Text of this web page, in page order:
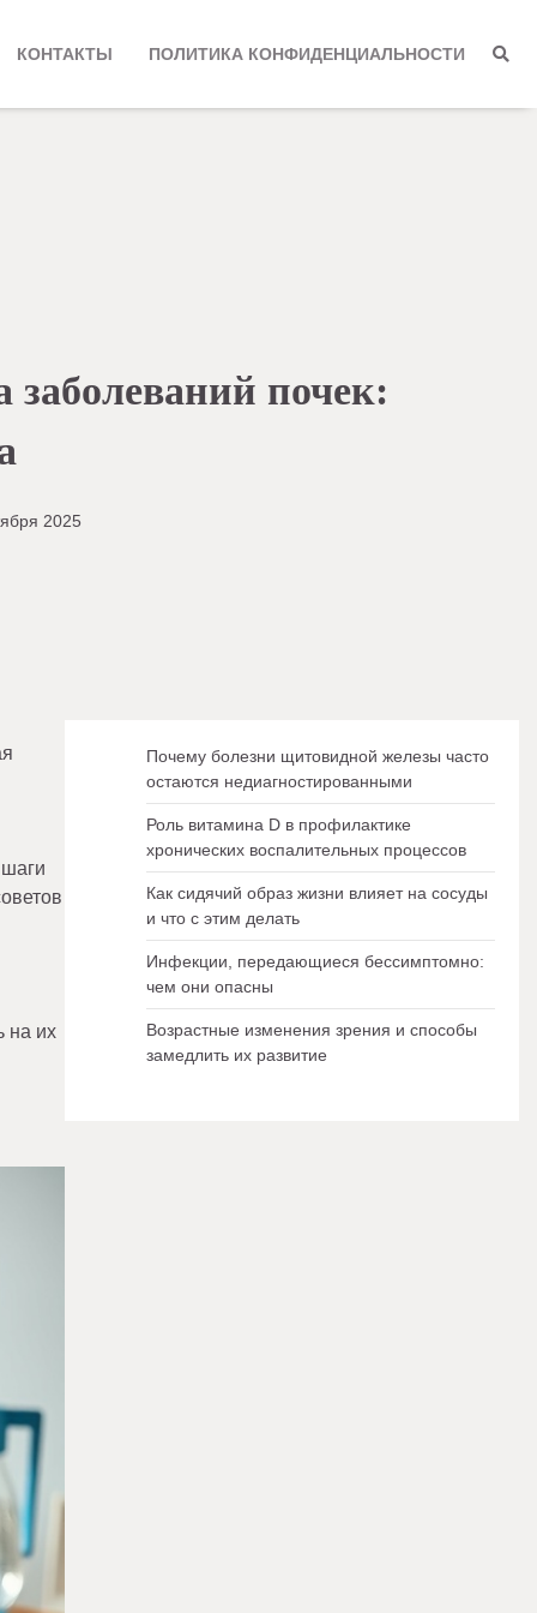
КОНТАКТЫ ПОЛИТИКА КОНФИДЕНЦИАЛЬНОСТИ
почек:
2025
на их
Почему болезни щитовидной железы часто
остаются недиагностированными
Роль витамина D в профилактике
хронических воспалительных процессов
Как сидячий образ жизни влияет на сосуды
и что с этим делать
Инфекции, передающиеся бессимптомно:
чем они опасны
Возрастные изменения зрения и способы
замедлить их развитие